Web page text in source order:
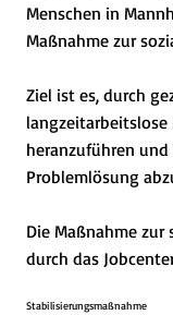
Menschen in
Maßnahme zur
Ziel ist es, durch
langzeitarbeitslose
heranzuführen
Problemlösung
Die Maßnahme
durch das
Stabilisierungsmaßnahme